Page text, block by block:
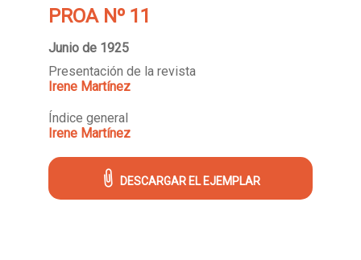
PROA Nº 11
Junio de 1925
Presentación de la revista
Irene Martínez
Índice general
Irene Martínez
DESCARGAR EL EJEMPLAR